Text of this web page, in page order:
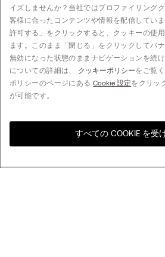
お住まいの国のオンライン
イズしませんか？当社ではプロファイリング
客様に合ったコンテンツや情報を配信してい
許可する」をクリックすると、クッキーの使
ます。このまま「閉じる」をクリックしてバ
無効になった状態のままナビゲーションを続
についての詳細は、 クッキーポリシーをご覧
ポリシーのページにあるCookie 設定をクリッ
が可能です。
すべての COOKIE を受